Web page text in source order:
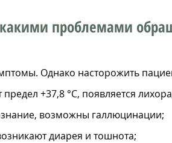
проблемами
Однако насторожить
предел +37,8 °C, появляется
возможны галлюцинации;
диарея и тошнота;